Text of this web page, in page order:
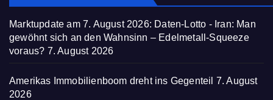
Marktupdate am 7. August 2026: Daten-Lotto - Iran: Man
gewöhnt sich an den Wahnsinn – Edelmetall-Squeeze
voraus? 7. August 2026
Amerikas Immobilienboom dreht ins Gegenteil 7. August
2026